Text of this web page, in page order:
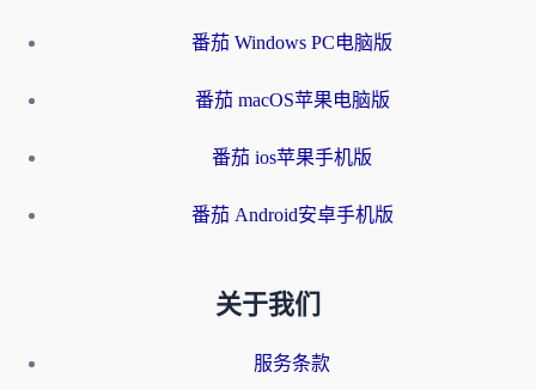
番茄 Windows PC电脑版
番茄 macOS苹果电脑版
番茄 ios苹果手机版
番茄 Android安卓手机版
关于我们
服务条款